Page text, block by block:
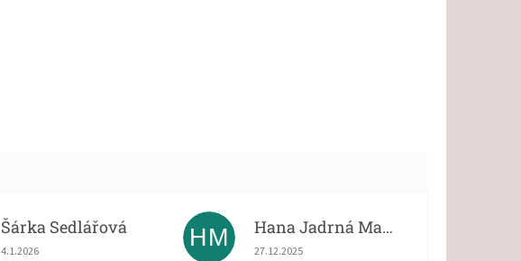
Šárka Sedlářová
Hodnocení obchodu je 5 z 5 hvězdiček.
4.1.2026
HM Hana Jadrná Matějková
Hodnocení obchodu je 5 z 5 hvězdiček.
27.12.2025